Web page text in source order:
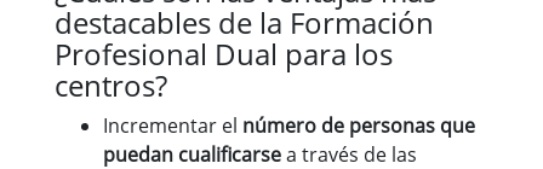
destacables de la Formación
Profesional Dual para los
centros?
Incrementar el número de personas que
puedan cualificarsea través de las